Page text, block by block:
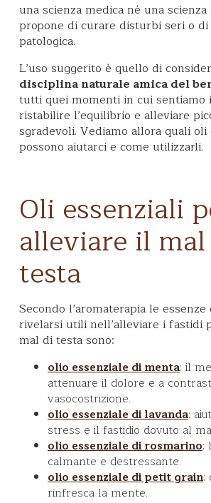
una scienza medica né una
propone di curare disturbi seri o
patologica.
L’uso suggerito è quello di
disciplina naturale amica del
tutti quei momenti in cui sentiamo
ristabilire l’equilibrio e alleviare
sgradevoli. Vediamo allora quali oli
possono aiutarci e come utilizzarli.
Oli essenziali
alleviare il
testa
Secondo l’aromaterapia le
rivelarsi utili nell’alleviare i fastidi
mal di testa sono:
olio essenziale di menta: il
attenuare il dolore e a
vasocostrizione.
olio essenziale di lavanda:
stress e il fastidio dovuto al
olio essenziale di rosmarino:
calmante e destressante.
olio essenziale di petit grain:
rinfresca la mente.